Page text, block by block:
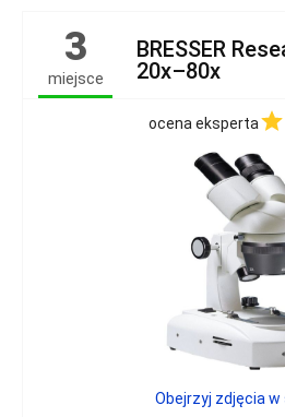
3
miejsce
BRESSER
20x–80x
ocena eksperta
Obejrzyj zdjęcia w